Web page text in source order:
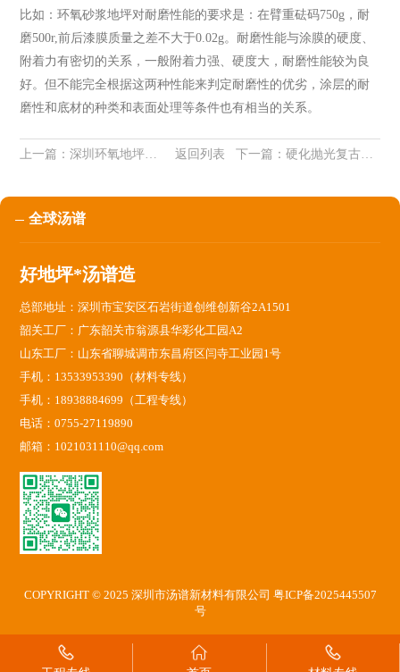
比如：环氧砂浆地坪对耐磨性能的要求是：在臂重砝码750g，耐
磨500r,前后漆膜质量之差不大于0.02g。耐磨性能与涂膜的硬度、
附着力有密切的关系，一般附着力强、硬度大，耐磨性能较为良
好。但不能完全根据这两种性能来判定耐磨性的优劣，涂层的耐
磨性和底材的种类和表面处理等条件也有相当的关系。
上一篇：深圳环氧地坪漆有油的情况怎么处理呢？ 返回列表 下一篇：硬化抛光复古地坪的做法
全球汤谱
好地坪*汤谱造
总部地址：深圳市宝安区石岩街道创维创新谷2A1501
韶关工厂：广东韶关市翁源县华彩化工园A2
山东工厂：山东省聊城调市东昌府区闫寺工业园1号
手机：13533953390（材料专线）
手机：18938884699（工程专线）
电话：0755-27119890
邮箱：1021031110@qq.com
COPYRIGHT © 2025 深圳市汤谱新材料有限公司 粤ICP备2025445507
号